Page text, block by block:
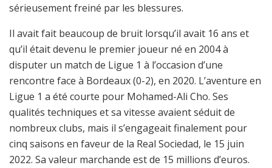
sérieusement freiné par les blessures.
Il avait fait beaucoup de bruit lorsqu’il avait 16 ans et
qu’il était devenu le premier joueur né en 2004 à
disputer un match de Ligue 1 à l’occasion d’une
rencontre face à Bordeaux (0-2), en 2020. L’aventure en
Ligue 1 a été courte pour Mohamed-Ali Cho. Ses
qualités techniques et sa vitesse avaient séduit de
nombreux clubs, mais il s’engageait finalement pour
cinq saisons en faveur de la Real Sociedad, le 15 juin
2022. Sa valeur marchande est de 15 millions d’euros.